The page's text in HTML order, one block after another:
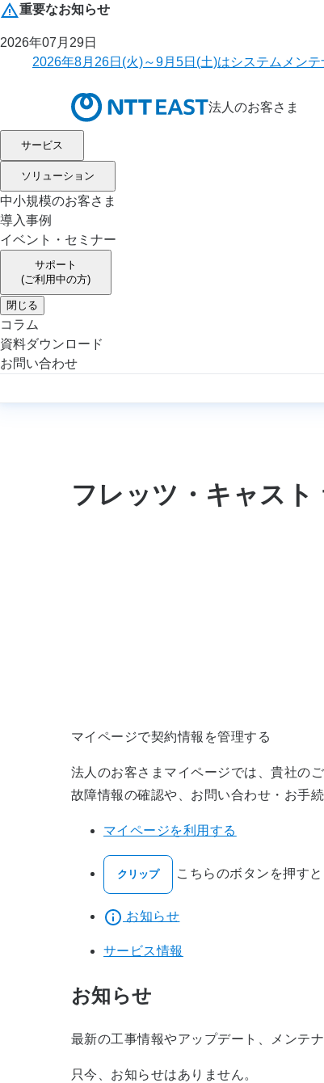
重要なお知らせ
2026年07月29日
2026年8月26日(火)～9月5日(土)はシステムメン
法人のお客さま
サービス
ソリューション
中小規模のお客さま
導入事例
イベント・セミナー
サポート
(ご利用中の方)
閉じる
コラム
資料ダウンロード
お問い合わせ
フレッツ・キャスト
マイページで契約情報を管理する
法人のお客さまマイページでは、貴社の
故障情報の確認や、お問い合わせ・お手
マイページを利用する
クリップ こちらのボタンを押す
お知らせ
サービス情報
お知らせ
最新の工事情報やアップデート、メンテ
只今、お知らせはありません。